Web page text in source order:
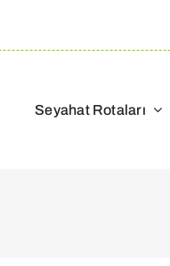
Seyahat Rotaları